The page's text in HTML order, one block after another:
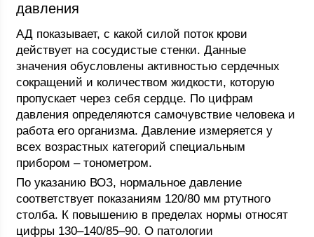
давления
АД показывает, с какой силой поток крови
действует на сосудистые стенки. Данные
значения обусловлены активностью сердечных
сокращений и количеством жидкости, которую
пропускает через себя сердце. По цифрам
давления определяются самочувствие человека и
работа его организма. Давление измеряется у
всех возрастных категорий специальным
прибором – тонометром.
По указанию ВОЗ, нормальное давление
соответствует показаниям 120/80 мм ртутного
столба. К повышению в пределах нормы относят
цифры 130–140/85–90. О патологии